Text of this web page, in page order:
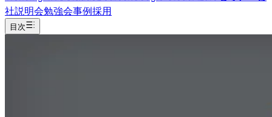
社説明会勉強会事例採用
目次